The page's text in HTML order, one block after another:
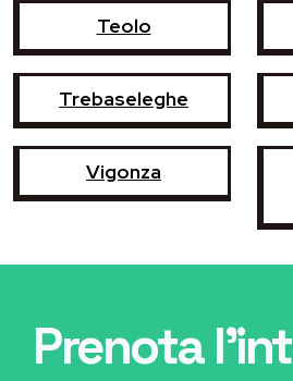
Teolo
Trebaseleghe
Vigonza
Prenota